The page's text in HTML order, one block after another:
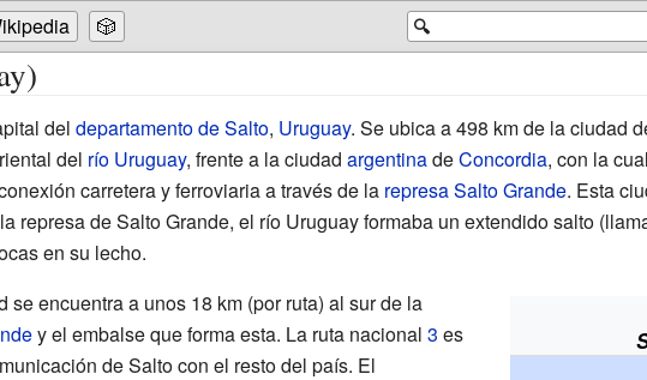
🔍
🎲
del departamento de Salto, Uruguay. Se ubica a 498 km de la ciudad
del río Uruguay, frente a la ciudad argentinadeConcordia, con la
carretera y ferroviaria a través de la represa Salto Grande. Esta
represa de Salto Grande, el río Uruguay formaba un extendido salto
en su lecho.
se encuentra a unos 18 km (por ruta) al sur de la
y el embalse que forma esta. La ruta nacional 3 es
de Salto con el resto del país. El